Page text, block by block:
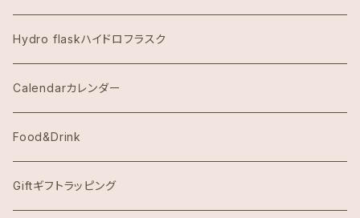
Dean & DeLuca ディーンアンドデルーカ
Eggs's Things エッグスンシングス
Hawaii Hotel Item
Honolulu Coffeeホノルルコーヒー
Hydro flaskハイドロフラスク
Calendarカレンダー
Food&Drink
Giftギフトラッピング